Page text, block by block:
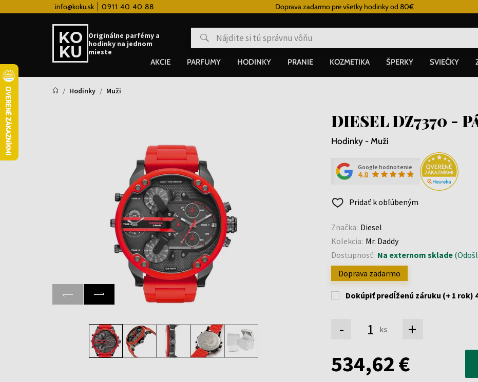
info@koku.sk 0911 40 40 88Vernostný systém Doprava zadarmo pre všetky hodinky od 80€
Originálne parfémy a
hodinky na jednom
mieste
AKCIE PARFUMY HODINKY PRANIE KOZMETIKA ŠPERKY SVIEČKY
Hodinky Muži
DIESEL DZ7370
Hodinky - Muži
Google hodnotenie
4.8
Pridať k obľúbeným
Značka: Diesel
Kolekcia: Mr. Daddy
Dostupnosť: Na externom sklade
Doprava zadarmo
Dokúpiť predĺženú záruku (+ 1 rok)
- ks +
534,62 €